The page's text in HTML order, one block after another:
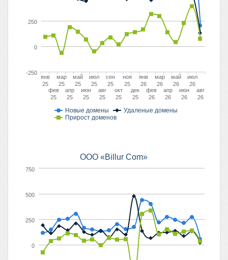
Новые домены
Удаленые домены
Прирост доменов
янв
25
фев
25
мар
25
апр
25
май
25
июн
25
июл
25
авг
25
сен
25
окт
25
ноя
25
дек
25
янв
26
фев
26
мар
26
апр
26
май
26
июн
26
июл
26
авг
26
0
-250
250
ООО «Billur Com»
0
250
500
750